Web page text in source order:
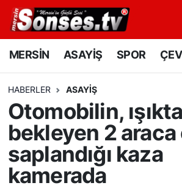
MERSİN ASAYİŞ SPOR
HABERLER ASAYİŞ
Otomobilin, ışıkta
bekleyen 2 araca
saplandığı kaza
kamerada
MERSİN
SPOR
GÜNÜN MANŞETİ
DÜNYA
Mersin Nöbetçi Eczaneler
Mersin Namaz Vakitleri
Mersin Trafik Yoğunluk
Süper Lig Puan Durumu ve